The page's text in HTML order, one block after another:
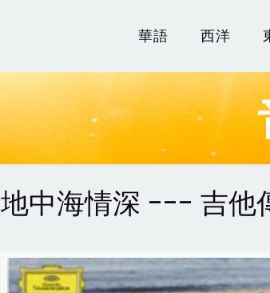
華語 西洋
地中海情深 --- 吉他